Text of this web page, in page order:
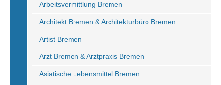
Arbeitsvermittlung Bremen
Architekt Bremen & Architekturbüro Bremen
Artist Bremen
Arzt Bremen & Arztpraxis Bremen
Asiatische Lebensmittel Bremen